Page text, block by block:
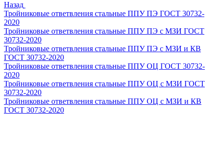
Назад
Тройниковые ответвления стальные ППУ ПЭ ГОСТ 30732-
2020
Тройниковые ответвления стальные ППУ ПЭ с МЗИ ГОСТ
30732-2020
Тройниковые ответвления стальные ППУ ПЭ с МЗИ и КВ
ГОСТ 30732-2020
Тройниковые ответвления стальные ППУ ОЦ ГОСТ 30732-
2020
Тройниковые ответвления стальные ППУ ОЦ с МЗИ ГОСТ
30732-2020
Тройниковые ответвления стальные ППУ ОЦ с МЗИ и КВ
ГОСТ 30732-2020